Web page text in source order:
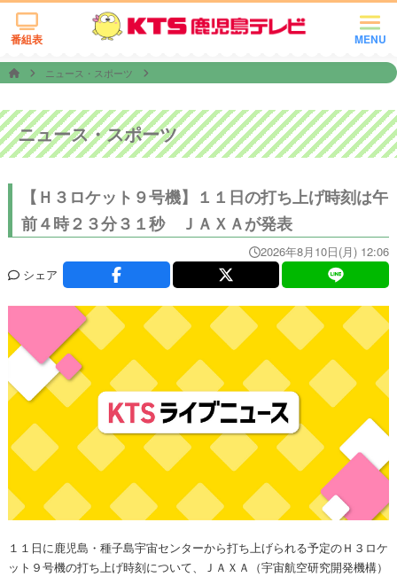
MENU
番組表
ニュース・スポーツ
ニュース・スポーツ
【Ｈ３ロケット９号機】１１日の打ち上げ時刻は午
前４時２３分３１秒 ＪＡＸＡが発表
2026年8月10日(月) 12:06
シェア
１１日に鹿児島・種子島宇宙センターから打ち上げられる予定のＨ３ロケ
ット９号機の打ち上げ時刻について、ＪＡＸＡ（宇宙航空研究開発機構）